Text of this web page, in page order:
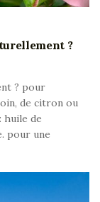
?
? pour
de citron ou
huile de
pour une